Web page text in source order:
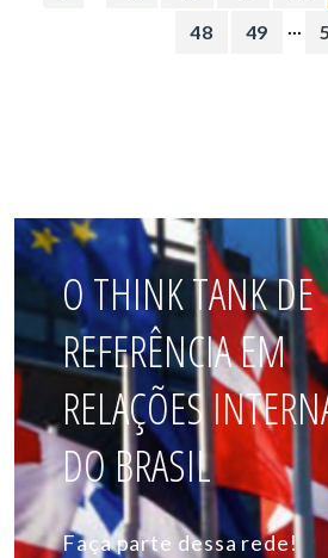
48
49 ...
O THINK TANK DE
REFERÊNCIA EM
RELAÇÕES
DO BRASIL
Faça parte dessa rede!